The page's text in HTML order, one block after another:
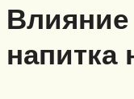
напитка